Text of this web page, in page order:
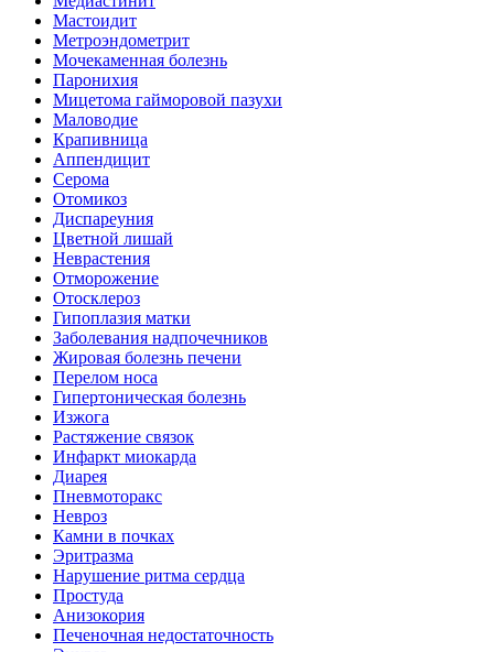
Мастоидит
Метроэндометрит
Мочекаменная болезнь
Паронихия
Мицетома гайморовой пазухи
Маловодие
Крапивница
Аппендицит
Серома
Отомикоз
Диспареуния
Цветной лишай
Неврастения
Отморожение
Отосклероз
Гипоплазия матки
Заболевания надпочечников
Жировая болезнь печени
Перелом носа
Гипертоническая болезнь
Изжога
Растяжение связок
Инфаркт миокарда
Диарея
Пневмоторакс
Невроз
Камни в почках
Эритразма
Нарушение ритма сердца
Простуда
Анизокория
Печеночная недостаточность